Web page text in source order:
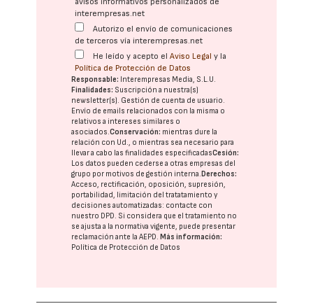
interempresas.net
Autorizo el envío de comunicaciones
de terceros vía interempresas.net
He leído y acepto elAviso Legal y la
Política de Protección de Datos
Responsable: Interempresas Media, S.L.U.
Finalidades: Suscripción a nuestra(s)
newsletter(s). Gestión de cuenta de usuario.
Envío de emails relacionados con la misma o
relativos a intereses similares o
asociados.Conservación: mientras dure la
relación con Ud., o mientras sea necesario para
llevar a cabo las finalidades especificadasCesión:
Los datos pueden cederse a otras empresas del
grupo por motivos de gestión interna. Derechos:
Acceso, rectificación, oposición, supresión,
portabilidad, limitación del tratatamiento y
decisiones automatizadas: contacte con
nuestro DPD. Si considera que el tratamiento no
se ajusta a la normativa vigente, puede presentar
reclamación ante laAEPD. Más información:
Política de Protección de Datos